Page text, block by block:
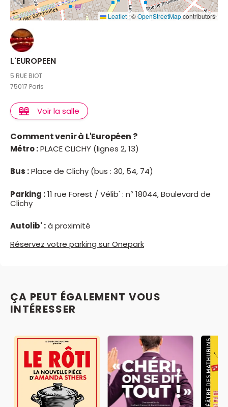
Leaflet |©OpenStreetMapcontributors
L'EUROPEEN
5 RUE BIOT
75017 Paris
Voir la salle
Comment venir à L'Européen ?
Métro :PLACE CLICHY (lignes 2, 13)
Bus :Place de Clichy (bus : 30, 54, 74)
Parking :11 rue Forest / Vélib' : n° 18044, Boulevard de
Clichy
Autolib' :à proximité
Réservez votre parking sur Onepark
ÇA PEUT ÉGALEMENT VOUS
INTÉRESSER